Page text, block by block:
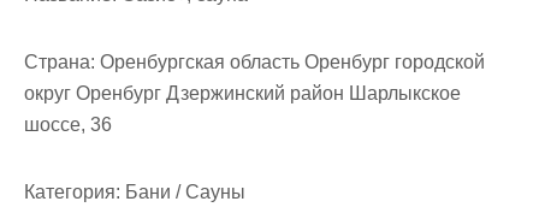
Страна: Оренбургская область Оренбург городской
округ Оренбург Дзержинский район Шарлыкское
шоссе, 36
Категория: Бани / Сауны